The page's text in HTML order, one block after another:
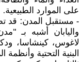
على الموارد الطبيعية.
- مستقبل المدن: قد
واليابان أشبه بـ
لاغوس، كينشاسا،
البنية التحتية